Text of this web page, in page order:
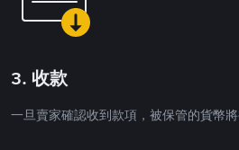
3. 收款
一旦賣家確認收到款項，被保管的貨幣將